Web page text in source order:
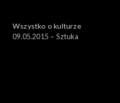
Wszystko o kulturze
09.05.2015 – Sztuka